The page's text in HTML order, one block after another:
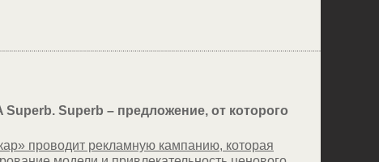
Superb. Superb – предложение, от которого
проводит рекламную кампанию, которая